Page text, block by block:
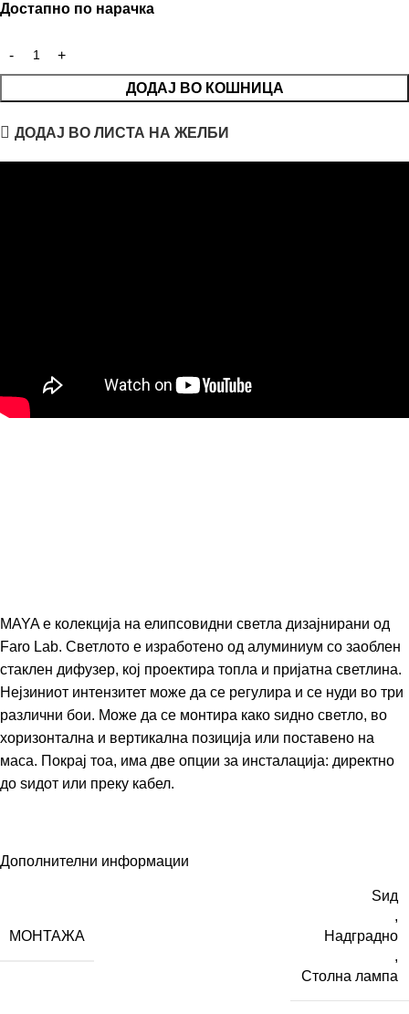
Достапно по нарачка
ДОДАЈ ВО КОШНИЦА
ДОДАЈ ВО ЛИСТА НА ЖЕЛБИ
MAYA е колекција на елипсовидни светла дизајнирани од
Faro Lab. Светлото е изработено од алуминиум со заоблен
стаклен дифузер, кој проектира топла и пријатна светлина.
Нејзиниот интензитет може да се регулира и се нуди во три
различни бои. Може да се монтира како ѕидно светло, во
хоризонтална и вертикална позиција или поставено на
маса. Покрај тоа, има две опции за инсталација: директно
до ѕидот или преку кабел.
Дополнителни информации
МОНТАЖА
Ѕид
,
Надградно
,
Столна лампа